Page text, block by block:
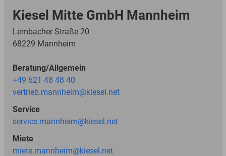
Kiesel Mitte GmbH Mannheim
Lembacher Straße 20
68229 Mannheim
Beratung/Allgemein
+49 621 48 48 40
vertrieb.mannheim@kiesel.net
Service
service.mannheim@kiesel.net
Miete
miete.mannheim@kiesel.net